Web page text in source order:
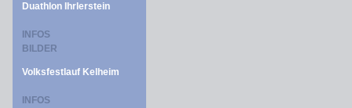
Duathlon Ihrlerstein
INFOS
BILDER
Volksfestlauf Kelheim
INFOS